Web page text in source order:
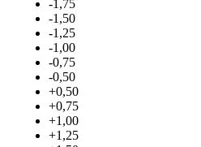
-1,75
-1,50
-1,25
-1,00
-0,75
-0,50
+0,50
+0,75
+1,00
+1,25